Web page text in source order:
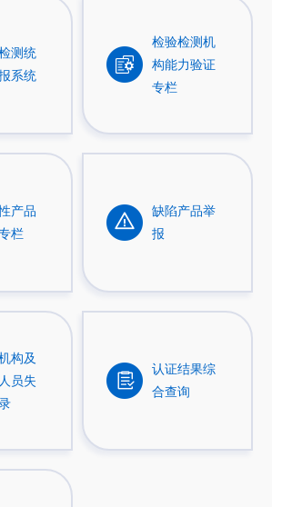
测统
系统
构及
员失
检验检测机
构能力验证
专栏
认证结果综
合查询
产品
栏
缺陷产品举
报